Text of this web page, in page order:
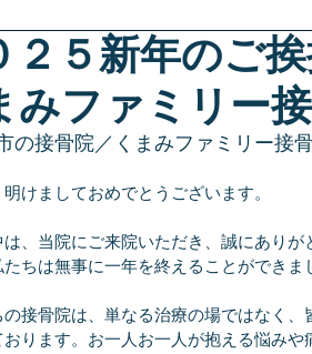
２５新年のご
みファミリー
の接骨院／くまみファミリー接
けましておめでとうございます。
は、当院にご来院いただき、誠にあり
たちは無事に一年を終えることができま
の接骨院は、単なる治療の場ではなく
おります。お一人お一人が抱える悩み